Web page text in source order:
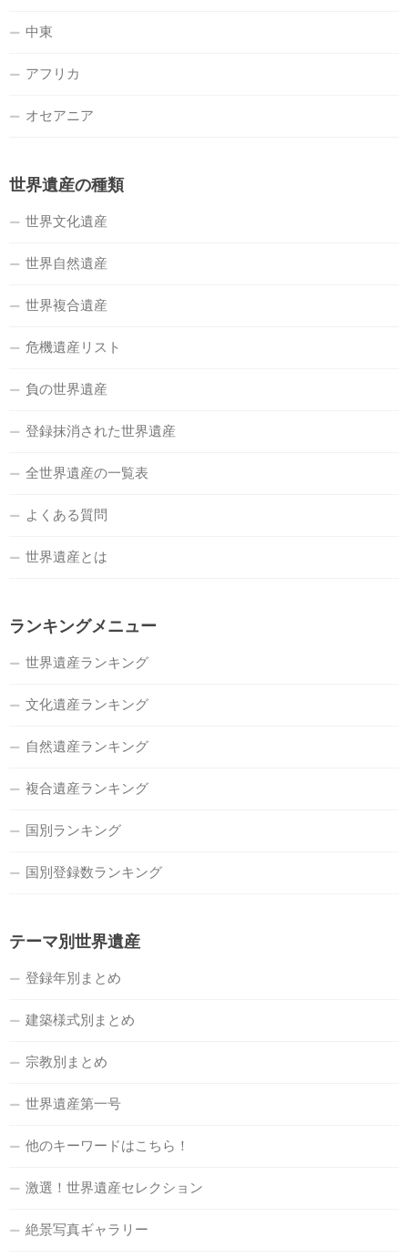
中東
アフリカ
オセアニア
世界遺産の種類
世界文化遺産
世界自然遺産
世界複合遺産
危機遺産リスト
負の世界遺産
登録抹消された世界遺産
全世界遺産の一覧表
よくある質問
世界遺産とは
ランキングメニュー
世界遺産ランキング
文化遺産ランキング
自然遺産ランキング
複合遺産ランキング
国別ランキング
国別登録数ランキング
テーマ別世界遺産
登録年別まとめ
建築様式別まとめ
宗教別まとめ
世界遺産第一号
他のキーワードはこちら！
激選！世界遺産セレクション
絶景写真ギャラリー